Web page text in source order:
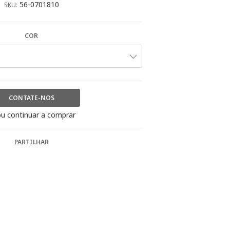
SKU: 56-0701810
COR
CONTATE-NOS
continuar a comprar
PARTILHAR